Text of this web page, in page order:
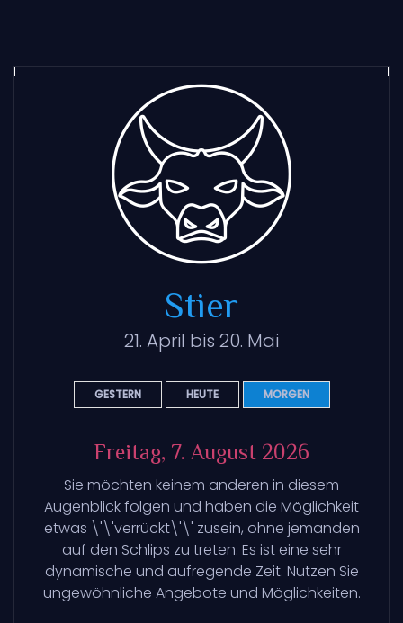
Stier
21. April bis 20. Mai
GESTERN HEUTE MORGEN
Freitag, 7. August 2026
Sie möchten keinem anderen in diesem
Augenblick folgen und haben die Möglichkeit
etwas \'\'verrückt\'\' zusein, ohne jemanden
auf den Schlips zu treten. Es ist eine sehr
dynamische und aufregende Zeit. Nutzen Sie
ungewöhnliche Angebote und Möglichkeiten.